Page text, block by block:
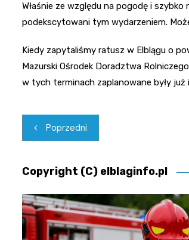
Właśnie ze względu na pogodę i
podekscytowani tym wydarzeniem.
Kiedy zapytaliśmy ratusz w Elblągu o
Mazurski Ośrodek Doradztwa
w tych terminach zaplanowane były
Nawigacja
wpisu
Poprzedni
Copyright (C) elblaginfo.pl